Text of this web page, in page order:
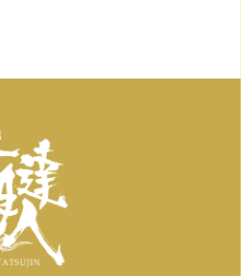
体験を提供しま
、会場となるホテ
含め、スムーズな準
ますのでご安心く